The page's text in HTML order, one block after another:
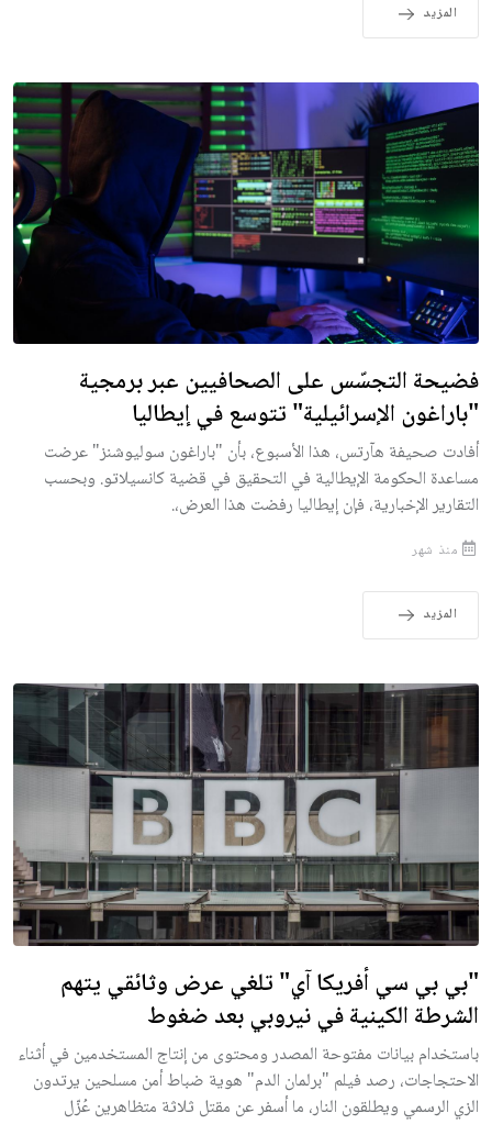
المزيد
فضيحة التجسّس على الصحافيين عبر برمجية
"باراغون الإسرائيلية" تتوسع في إيطاليا
أفادت صحيفة هآرتس، هذا الأسبوع، بأن "باراغون سوليوشنز" عرضت
مساعدة الحكومة الإيطالية في التحقيق في قضية كانسيلاتو. وبحسب
التقارير الإخبارية، فإن إيطاليا رفضت هذا العرض،.
منذ شهر
المزيد
"بي بي سي أفريكا آي" تلغي عرض وثائقي يتهم
الشرطة الكينية في نيروبي بعد ضغوط
باستخدام بيانات مفتوحة المصدر ومحتوى من إنتاج المستخدمين في أثناء
الاحتجاجات، رصد فيلم "برلمان الدم" هوية ضباط أمن مسلحين يرتدون
الزي الرسمي ويطلقون النار، ما أسفر عن مقتل ثلاثة متظاهرين عُزّل